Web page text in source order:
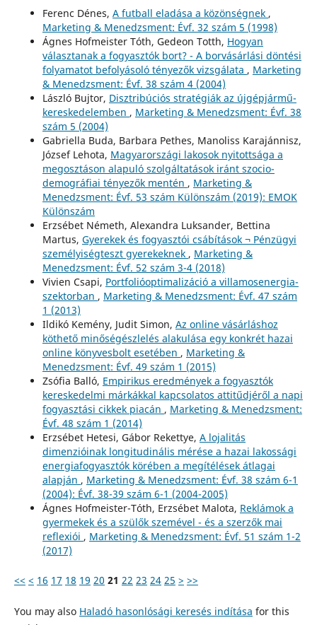
Ferenc Dénes, A futball eladása a közönségnek ,
Marketing & Menedzsment: Évf. 32 szám 5 (1998)
Ágnes Hofmeister Tóth, Gedeon Totth, Hogyan
választanak a fogyasztók bort? - A borvásárlási döntési
folyamatot befolyásoló tényezők vizsgálata , Marketing
& Menedzsment: Évf. 38 szám 4 (2004)
László Bujtor, Disztribúciós stratégiák az újgépjármű-
kereskedelemben , Marketing & Menedzsment: Évf. 38
szám 5 (2004)
Gabriella Buda, Barbara Pethes, Manoliss Karajánnisz,
József Lehota, Magyarországi lakosok nyitottsága a
megosztáson alapuló szolgáltatások iránt szocio-
demográfiai tényezők mentén , Marketing &
Menedzsment: Évf. 53 szám Különszám (2019): EMOK
Különszám
Erzsébet Németh, Alexandra Luksander, Bettina
Martus, Gyerekek és fogyasztói csábítások ¬ Pénzügyi
személyiségteszt gyerekeknek , Marketing &
Menedzsment: Évf. 52 szám 3-4 (2018)
Vivien Csapi, Portfolióoptimalizáció a villamosenergia-
szektorban , Marketing & Menedzsment: Évf. 47 szám
1 (2013)
Ildikó Kemény, Judit Simon, Az online vásárláshoz
köthető minőségészlelés alakulása egy konkrét hazai
online könyvesbolt esetében , Marketing &
Menedzsment: Évf. 49 szám 1 (2015)
Zsófia Balló, Empirikus eredmények a fogyasztók
kereskedelmi márkákkal kapcsolatos attitűdjéről a napi
fogyasztási cikkek piacán , Marketing & Menedzsment:
Évf. 48 szám 1 (2014)
Erzsébet Hetesi, Gábor Rekettye, A lojalitás
dimenzióinak longitudinális mérése a hazai lakossági
energiafogyasztók körében a megítélések átlagai
alapján , Marketing & Menedzsment: Évf. 38 szám 6-1
(2004): Évf. 38-39 szám 6-1 (2004-2005)
Ágnes Hofmeister-Tóth, Erzsébet Malota, Reklámok a
gyermekek és a szülők szemével - és a szerzők mai
reflexiói , Marketing & Menedzsment: Évf. 51 szám 1-2
(2017)
<< < 16 17 18 19 20 21 22 23 24 25 > >>
You may also Haladó hasonlósági keresés indítása for this